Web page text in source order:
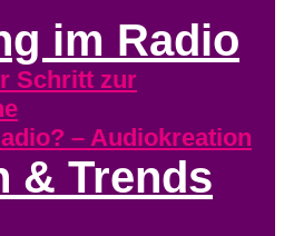
im Radio
Schritt zur
– Audiokreation
& Trends